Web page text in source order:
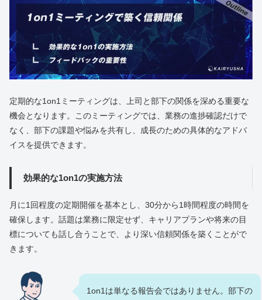
定期的な1on1ミーティングは、上司と部下の関係を深める重要な
機会となります。このミーティングでは、業務の進捗確認だけで
なく、部下の課題や悩みを共有し、成長のための具体的なアドバ
イスを提供できます。
効果的な1on1の実施方法
月に1回程度の定期開催を基本とし、30分から1時間程度の時間を
確保します。話題は業務に限定せず、キャリアプランや将来の目
標についても話し合うことで、より深い信頼関係を築くことがで
きます。
1on1は単なる報告会ではありません。部下の